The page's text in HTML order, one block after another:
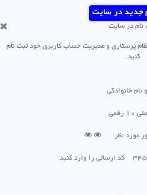
در سایت
پرستاری و مدیریت حساب کاربری خود ثبت نام
کنید.